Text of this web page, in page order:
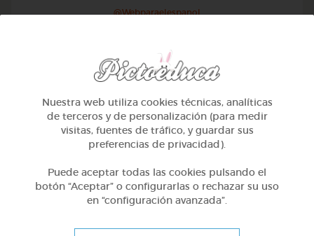
@Webparaelespanol
Nuestra web utiliza cookies técnicas, analíticas
de terceros y de personalización (para medir
visitas, fuentes de tráfico, y guardar sus
preferencias de privacidad).
Puede aceptar todas las cookies pulsando el
botón “Aceptar” o configurarlas o rechazar su uso
en “configuración avanzada”.